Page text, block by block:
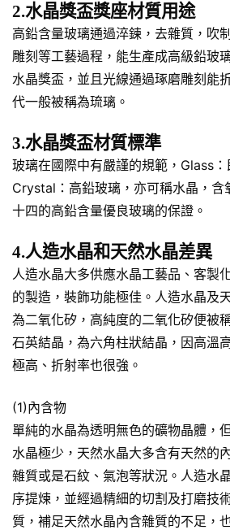
2.水晶獎盃獎座材質用途
高鉛含量玻璃通過淬鍊，去雜質，吹
雕刻等工藝過程，能生產成高級鉛玻
水晶獎盃，並且光線通過琢磨雕刻能
代一般被稱為琉璃。
3.水晶獎盃材質標準
玻璃在國際中有嚴謹的規範，Glass：
Crystal：高鉛玻璃，亦可稱水晶，含
十四的高鉛含量優良玻璃的保證。
4.人造水晶和天然水晶差異
人造水晶大多供應水晶工藝品、客製
的製造，裝飾功能極佳。人造水晶及
為二氧化矽，高純度的二氧化矽便被
石英結晶，為六角柱狀結晶，因高溫
極高、折射率也很強。
(1)內含物
單純的水晶為透明無色的礦物晶體，
水晶極少，天然水晶大多含有天然的
雜質或是石紋、氣泡等狀況。人造水
序提煉，並經過精細的切割及打磨技
質，補足天然水晶內含雜質的不足，